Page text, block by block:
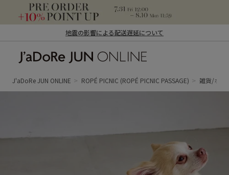
地震の影響による配送遅延について
ン オンライン）
J'aDoRe JUN ONLINE ROPÉ PICNIC (ROPÉ PICNIC PASSAGE) 雑貨/ホビ